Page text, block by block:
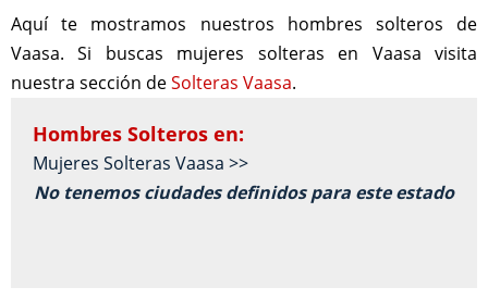
Aquí te mostramos nuestros hombres solteros de
Vaasa. Si buscas mujeres solteras en Vaasa visita
nuestra sección deSolteras Vaasa.
Hombres Solteros en:
Mujeres Solteras Vaasa >>
No tenemos ciudades definidos para este estado